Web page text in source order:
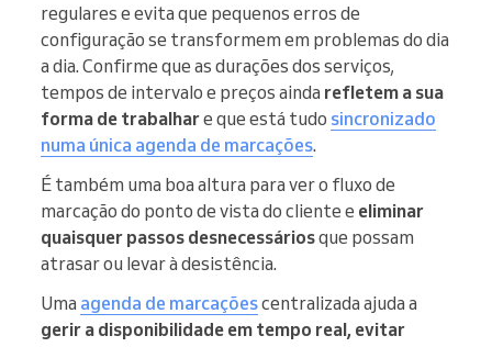
regulares e evita que pequenos erros de
configuração se transformem em problemas do dia
a dia. Confirme que as durações dos serviços,
tempos de intervalo e preços ainda refletem a sua
forma de trabalhare que está tudo sincronizado
numa única agenda de marcações.
É também uma boa altura para ver o fluxo de
marcação do ponto de vista do cliente e eliminar
quaisquer passos desnecessáriosque possam
atrasar ou levar à desistência.
Uma agenda de marcaçõescentralizada ajuda a
gerir a disponibilidade em tempo real, evitar